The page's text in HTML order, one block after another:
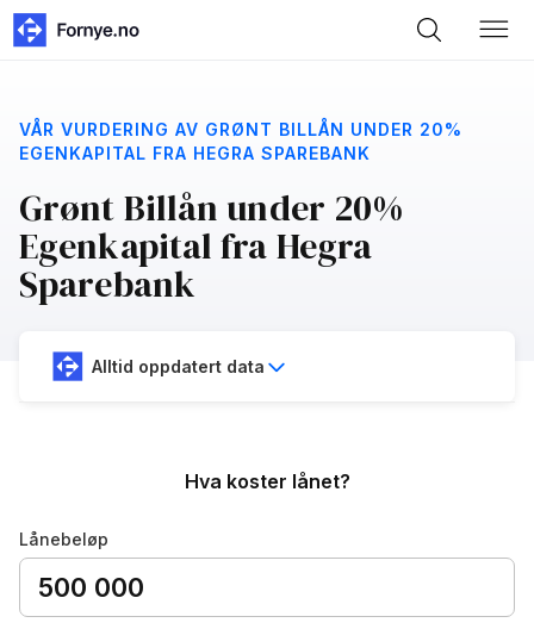
VÅR VURDERING AV GRØNT BILLÅN UNDER 20%
EGENKAPITAL FRA HEGRA SPAREBANK
Grønt Billån under 20%
Egenkapital fra Hegra
Sparebank
Alltid oppdatert data
Hva koster lånet?
Lånebeløp